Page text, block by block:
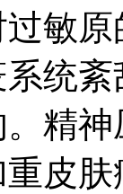
敏
统
精
皮肤